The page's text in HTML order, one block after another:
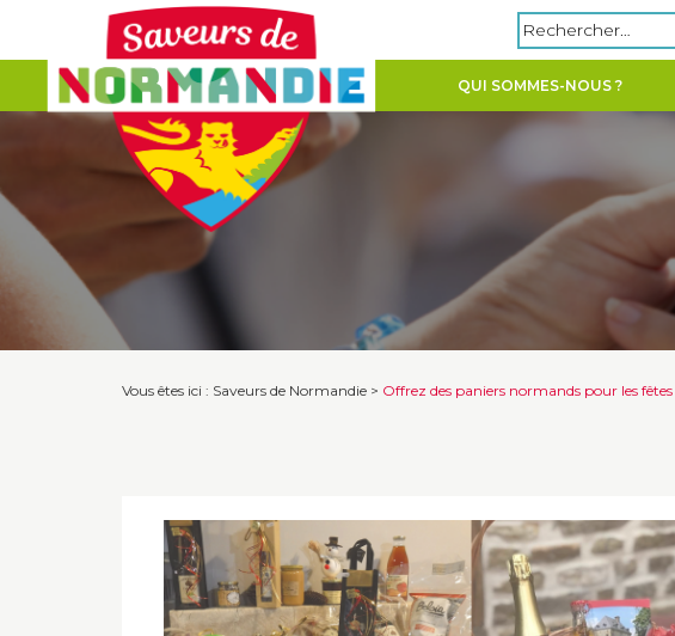
Rechercher :
QUI SOMMES-NOUS ?
Vous êtes ici : Saveurs de Normandie > Offrez des paniers normands pour les fêtes
Panneau de gestion des cookies